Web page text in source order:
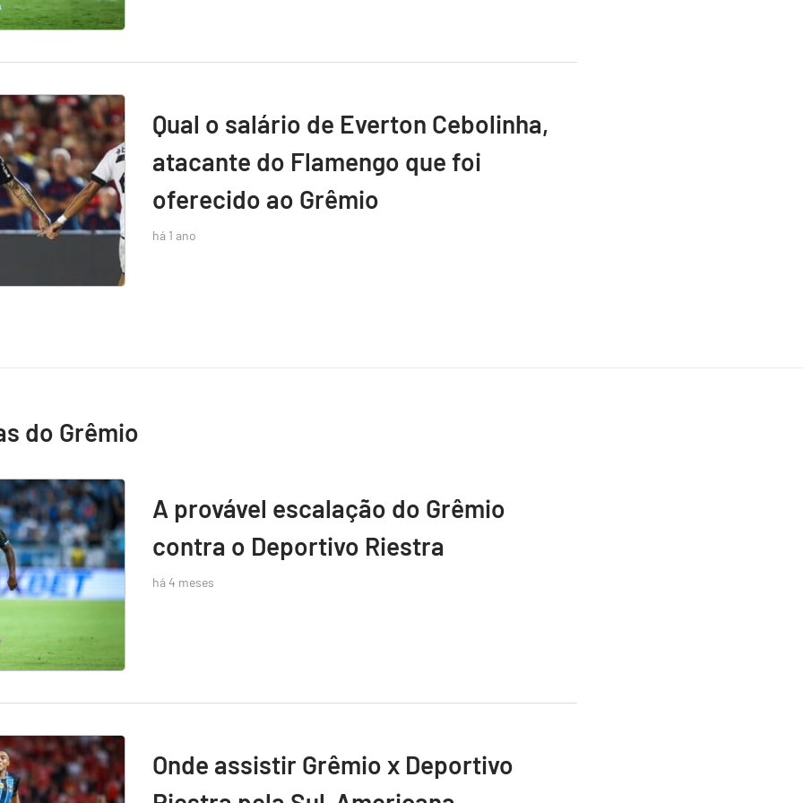
Qual o salário de Everton Cebolinha,
atacante do Flamengo que foi
oferecido ao Grêmio
há 1 ano
do Grêmio
A provável escalação do Grêmio
contra o Deportivo Riestra
há 4 meses
Onde assistir Grêmio x Deportivo